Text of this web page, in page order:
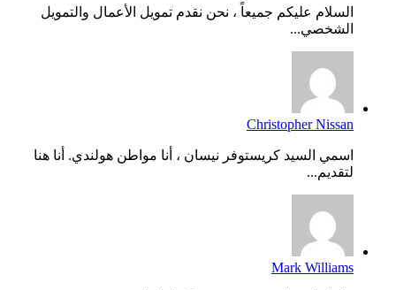
السلام عليكم جميعاً ، نحن نقدم تمويل الأعمال والتمويل
الشخصي...
Christopher Nissan
اسمي السيد كريستوفر نيسان ، أنا مواطن هولندي. أنا هنا
لتقديم...
Mark Williams